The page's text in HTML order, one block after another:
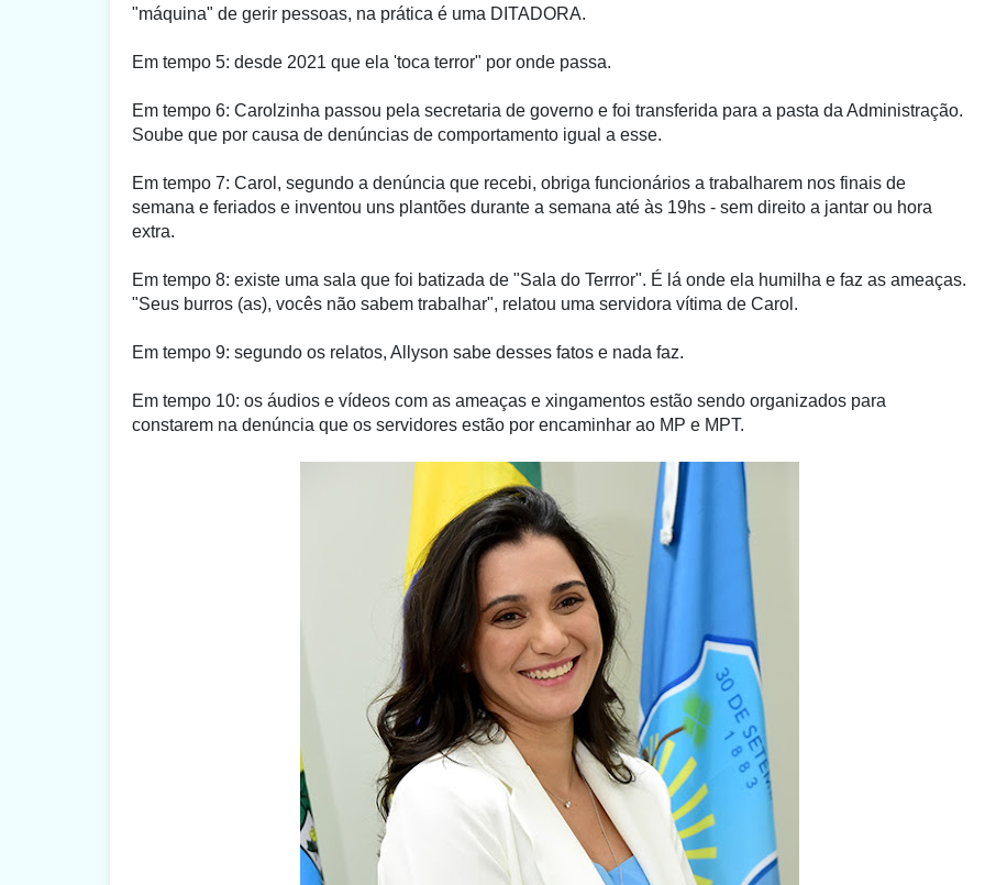
"máquina" de gerir pessoas, na prática é uma DITADORA.
Em tempo 5: desde 2021 que ela 'toca terror" por onde passa.
Em tempo 6: Carolzinha passou pela secretaria de governo e foi transferida para a pasta da Administração.
Soube que por causa de denúncias de comportamento igual a esse.
Em tempo 7: Carol, segundo a denúncia que recebi, obriga funcionários a trabalharem nos finais de
semana e feriados e inventou uns plantões durante a semana até às 19hs - sem direito a jantar ou hora
extra.
Em tempo 8: existe uma sala que foi batizada de "Sala do Terrror". É lá onde ela humilha e faz as ameaças.
"Seus burros (as), vocês não sabem trabalhar", relatou uma servidora vítima de Carol.
Em tempo 9: segundo os relatos, Allyson sabe desses fatos e nada faz.
Em tempo 10: os áudios e vídeos com as ameaças e xingamentos estão sendo organizados para
constarem na denúncia que os servidores estão por encaminhar ao MP e MPT.